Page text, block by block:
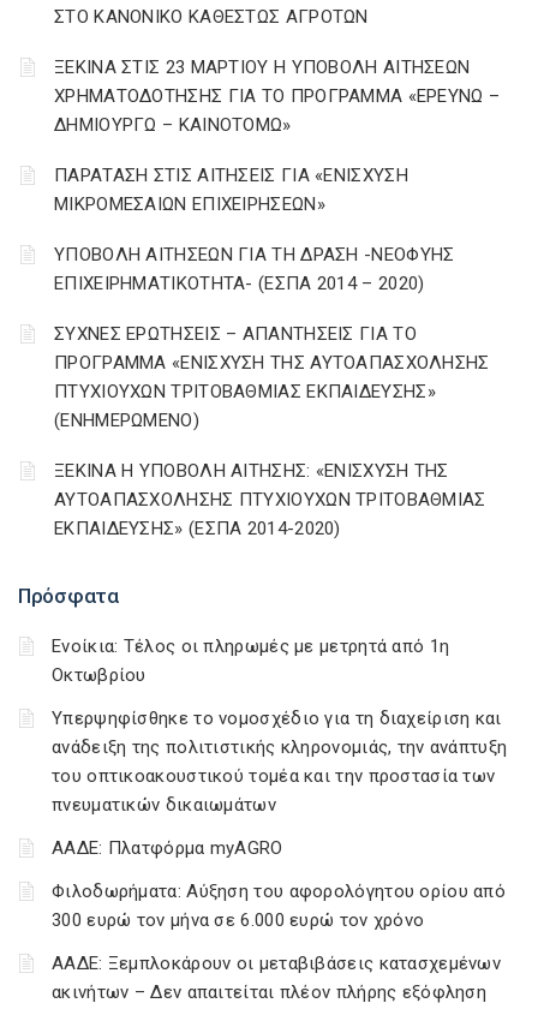
Πρόσφατα
Ενοίκια: Τέλος οι πληρωμές με μετρητά από 1η
Οκτωβρίου
Υπερψηφίσθηκε το νομοσχέδιο για τη διαχείριση και
ανάδειξη της πολιτιστικής κληρονομιάς, την ανάπτυξη
του οπτικοακουστικού τομέα και την προστασία των
πνευματικών δικαιωμάτων
ΑΑΔΕ: Πλατφόρμα myAGRO
Φιλοδωρήματα: Αύξηση του αφορολόγητου ορίου από
300 ευρώ τον μήνα σε 6.000 ευρώ τον χρόνο
ΑΑΔΕ: Ξεμπλοκάρουν οι μεταβιβάσεις κατασχεμένων
ακινήτων – Δεν απαιτείται πλέον πλήρης εξόφληση
ΣΤΟ ΚΑΝΟΝΙΚΟ ΚΑΘΕΣΤΩΣ ΑΓΡΟΤΩΝ
ΞΕΚΙΝΑ ΣΤΙΣ 23 ΜΑΡΤΙΟΥ Η ΥΠΟΒΟΛΗ ΑΙΤΗΣΕΩΝ
ΧΡΗΜΑΤΟΔΟΤΗΣΗΣ ΓΙΑ ΤΟ ΠΡΟΓΡΑΜΜΑ «ΕΡΕΥΝΩ –
ΔΗΜΙΟΥΡΓΩ – ΚΑΙΝΟΤΟΜΩ»
ΠΑΡΑΤΑΣΗ ΣΤΙΣ ΑΙΤΗΣΕΙΣ ΓΙΑ «ΕΝΙΣΧΥΣΗ
ΜΙΚΡΟΜΕΣΑΙΩΝ ΕΠΙΧΕΙΡΗΣΕΩΝ»
ΥΠΟΒΟΛΗ ΑΙΤΗΣΕΩΝ ΓΙΑ ΤΗ ΔΡΑΣΗ -ΝΕΟΦΥΗΣ
ΕΠΙΧΕΙΡΗΜΑΤΙΚΟΤΗΤΑ- (ΕΣΠΑ 2014 – 2020)
ΣΥΧΝΕΣ ΕΡΩΤΗΣΕΙΣ – ΑΠΑΝΤΗΣΕΙΣ ΓΙΑ ΤΟ
ΠΡΟΓΡΑΜΜΑ «ΕΝΙΣΧΥΣΗ ΤΗΣ ΑΥΤΟΑΠΑΣΧΟΛΗΣΗΣ
ΠΤΥΧΙΟΥΧΩΝ ΤΡΙΤΟΒΑΘΜΙΑΣ ΕΚΠΑΙΔΕΥΣΗΣ»
(ΕΝΗΜΕΡΩΜΕΝΟ)
ΞΕΚΙΝΑ Η ΥΠΟΒΟΛΗ ΑΙΤΗΣΗΣ: «ΕΝΙΣΧΥΣΗ ΤΗΣ
ΑΥΤΟΑΠΑΣΧΟΛΗΣΗΣ ΠΤΥΧΙΟΥΧΩΝ ΤΡΙΤΟΒΑΘΜΙΑΣ
ΕΚΠΑΙΔΕΥΣΗΣ» (ΕΣΠΑ 2014-2020)